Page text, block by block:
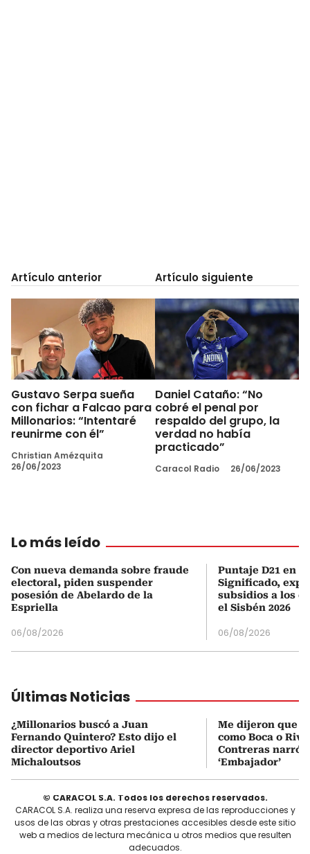
Artículo anterior
Gustavo Serpa sueña
con fichar a Falcao para
Millonarios: “Intentaré
reunirme con él”
Christian Amézquita
26/06/2023
Artículo siguiente
Daniel Cataño: “No
cobré el penal por
respaldo del grupo, la
verdad no había
practicado”
Caracol Radio 26/06/2023
Lo más leído
Con nueva demanda sobre fraude
electoral, piden suspender
posesión de Abelardo de la
Espriella
06/08/2026
Puntaje D21 en
Significado,
subsidios a los
el Sisbén 2026
06/08/2026
Últimas Noticias
¿Millonarios buscó a Juan
Fernando Quintero? Esto dijo el
director deportivo Ariel
Michaloutsos
Me dijeron que
como Boca o
Contreras narró
‘Embajador’
© CARACOL S.A. Todos los derechos reservados.
CARACOL S.A. realiza una reserva expresa de las reproducciones y
usos de las obras y otras prestaciones accesibles desde este sitio
web a medios de lectura mecánica u otros medios que resulten
adecuados.